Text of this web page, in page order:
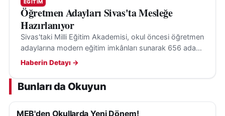
EĞITIM
Öğretmen Adayları Sivas'ta Mesleğe
Hazırlanıyor
Sivas'taki Milli Eğitim Akademisi, okul öncesi öğretmen
adaylarına modern eğitim imkânları sunarak 656 adayı
aynı anda yetiştiriyor. Eğitimler 2027'ye kadar sürecek.
Haberin Detayı →
Bunları da Okuyun
EĞITIM
MEB'den Okullarda Yeni Dönem!